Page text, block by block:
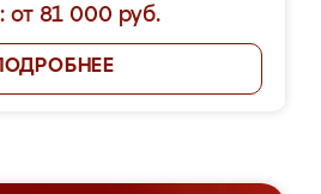
от 81 000 руб.